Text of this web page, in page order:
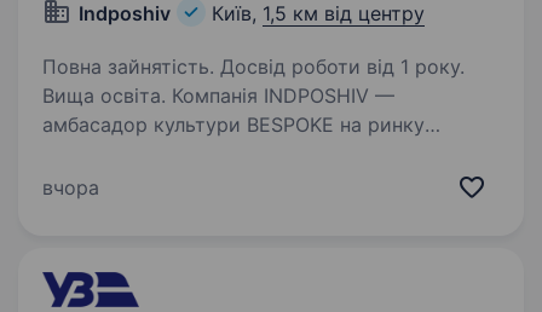
Indposhiv Київ, 1,5 км від центру
Повна зайнятість. Досвід роботи від 1 року.
Вища освіта. Компанія INDPOSHIV —
амбасадор культури BESPOKE на ринку
BESPOKE костюмів. Вже понад 17 років
гардероб…
вчора